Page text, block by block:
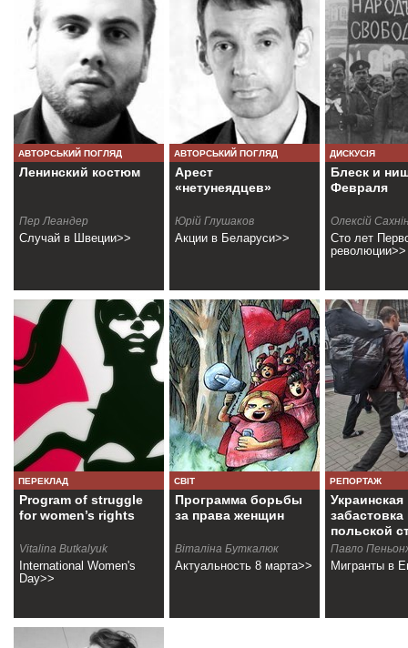
АВТОРСЬКИЙ ПОГЛЯД
Ленинский костюм
Пер Леандер
Случай в Швеции>>
АВТОРСЬКИЙ ПОГЛЯД
Арест
«нетунеядцев»
Юрiй Глушаков
Акции в Беларуси>>
ДИСКУСІЯ
Блеск и
Февраля
Олексiй
Сто лет
революции>>
ПЕРЕКЛАД
Program of struggle
for women’s rights
Vіtalіna Butkalyuk
International Women's
Day>>
СВІТ
Программа борьбы
за права женщин
Віталіна Буткалюк
Актуальность 8 марта>>
РЕПОРТАЖ
Украинская
забастовка
польской
Павло
Мигранты в